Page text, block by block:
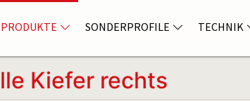
PRODUKTE SONDERPROFILE TECHNIK
Kiefer rechts